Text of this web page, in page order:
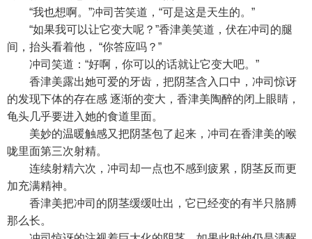
“我也想啊。”冲司苦笑道，“可是这是天生的。”
“如果我可以让它变大呢？”香津美笑道，伏在冲司的腿
间，抬头看着他， “你答应吗？”
冲司笑道：“好啊，你可以的话就让它变大吧。”
香津美露出她可爱的牙齿，把阴茎含入口中，冲司惊讶
的发现下体的存在感 逐渐的变大，香津美陶醉的闭上眼睛，
龟头几乎要进入她的食道里面。
美妙的温暖触感又把阴茎包了起来，冲司在香津美的喉
咙里面第三次射精。
连续射精六次，冲司却一点也不感到疲累，阴茎反而更
加充满精神。
香津美把冲司的阴茎缓缓吐出，它已经变的有半只胳膊
那么长。